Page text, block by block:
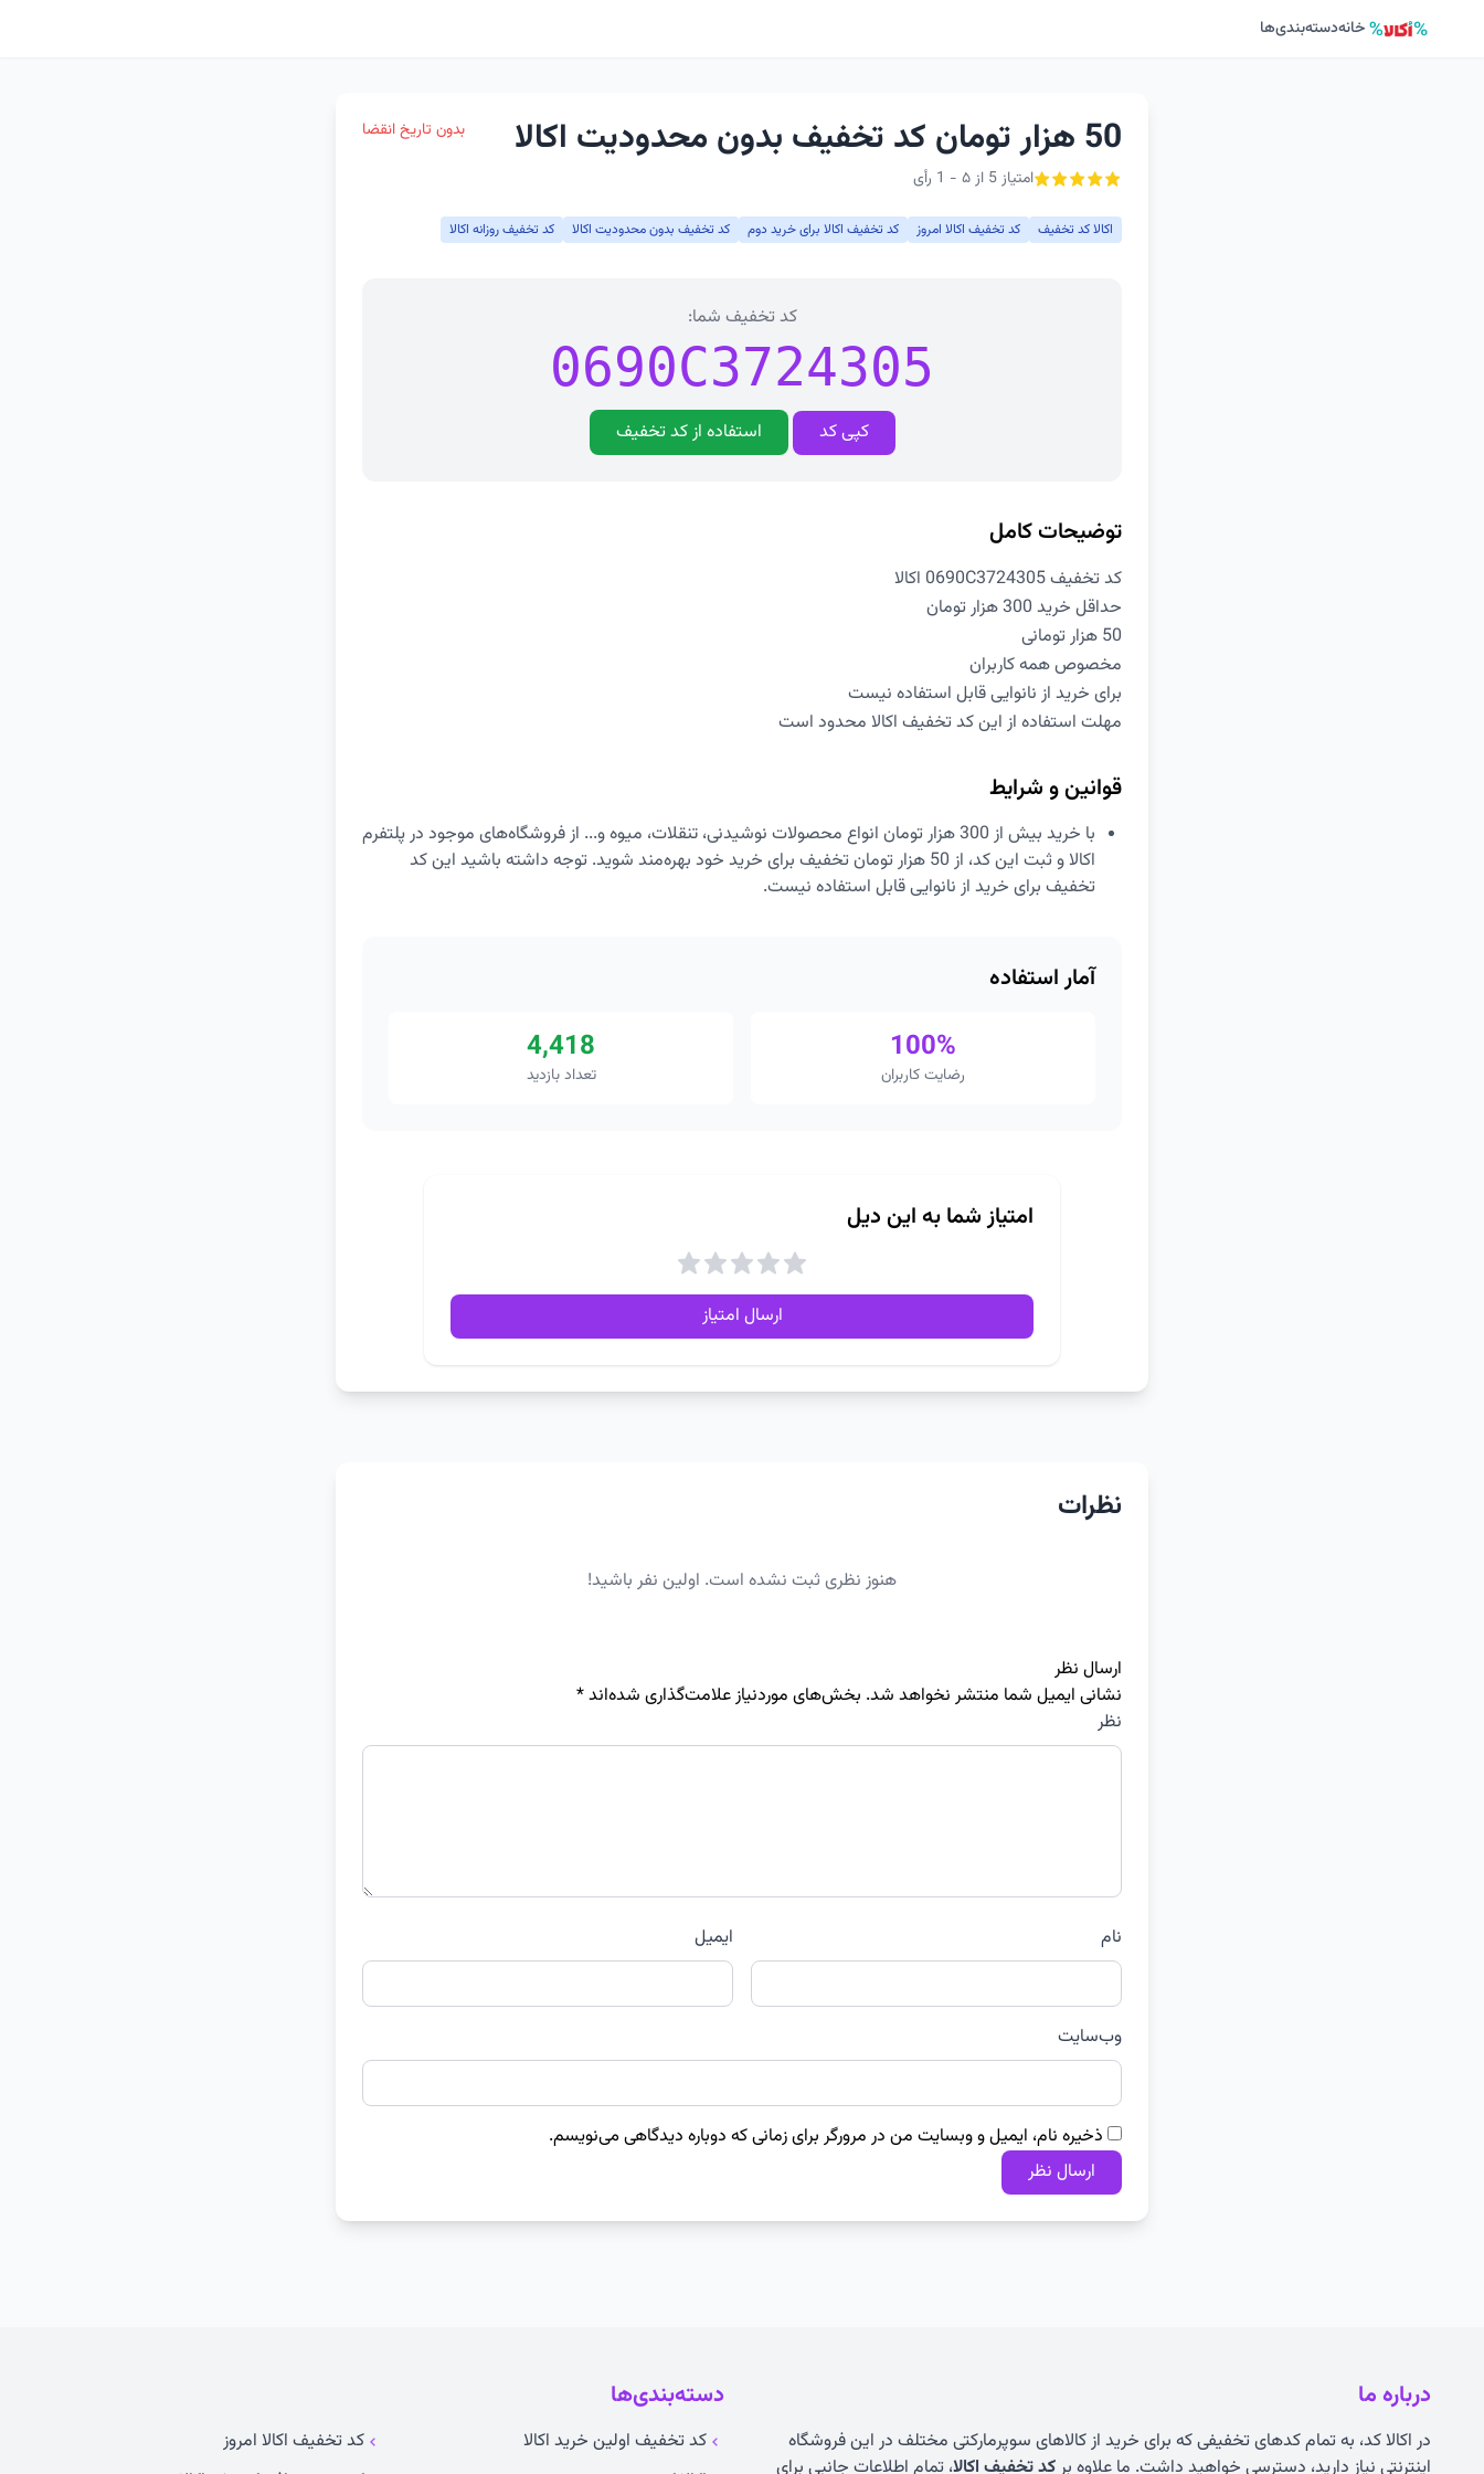
خانهدسته‌بندی‌ها
50 هزار تومان کد تخفیف بدون محدودیت اکالا
امتیاز 5 از ۵ - 1 رأی
بدون تاریخ انقضا
اکالا کد تخفیف کد تخفیف اکالا امروز کد تخفیف اکالا برای خرید دوم کد تخفیف بدون محدودیت اکالا کد تخفیف روزانه اکالا
کد تخفیف شما:
0690C3724305
کپی کد استفاده از کد تخفیف
توضیحات کامل
کد تخفیف 0690C3724305 اکالا
حداقل خرید 300 هزار تومان
50 هزار تومانی
مخصوص همه کاربران
برای خرید از نانوایی قابل استفاده نیست
مهلت استفاده از این کد تخفیف اکالا محدود است
قوانین و شرایط
با خرید بیش از 300 هزار تومان انواع محصولات نوشیدنی، تنقلات، میوه و... از فروشگاه‌های موجود در پلتفرم
اکالا و ثبت این کد، از 50 هزار تومان تخفیف برای خرید خود بهره‌مند شوید. توجه داشته باشید این کد
تخفیف برای خرید از نانوایی قابل استفاده نیست.
آمار استفاده
100%
رضایت کاربران
4,418
تعداد بازدید
امتیاز شما به این دیل
ارسال امتیاز
نظرات
هنوز نظری ثبت نشده است. اولین نفر باشید!
ارسال نظر
نشانی ایمیل شما منتشر نخواهد شد. بخش‌های موردنیاز علامت‌گذاری شده‌اند*
نظر
نام ایمیل
وب‌سایت
ذخیره نام، ایمیل و وبسایت من در مرورگر برای زمانی که دوباره دیدگاهی می‌نویسم.
درباره ما
در اکالا کد، به تمام کدهای تخفیفی که برای خرید از کالاهای سوپرمارکتی مختلف در این فروشگاه
اینترنتی نیاز دارید، دسترسی خواهید داشت. ما علاوه بر کد تخفیف اکالا، تمام اطلاعات جانبی برای
دسته‌بندی‌ها
کد تخفیف اولین خرید اکالا
کد تخفیف اکالا امروز